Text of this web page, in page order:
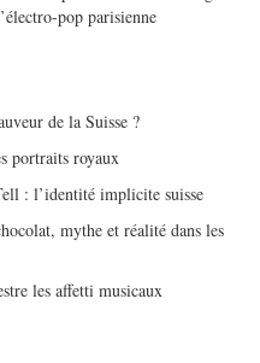
pop parisienne
de la Suisse ?
portraits royaux
: l’identité implicite suisse
mythe et réalité dans les
les affetti musicaux